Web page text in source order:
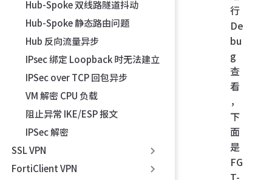
Hub-Spoke 双线路隧道抖动
Hub-Spoke 静态路由问题
Hub 反向流量异步
IPsec 绑定 Loopback 时无法建立
IPSec over TCP 回包异步
VM 解密 CPU 负载
阻止异常 IKE/ESP 报文
IPSec 解密
SSL VPN
FortiClient VPN
行
De
bu
g
查
看
，
下
面
是
FG
T-